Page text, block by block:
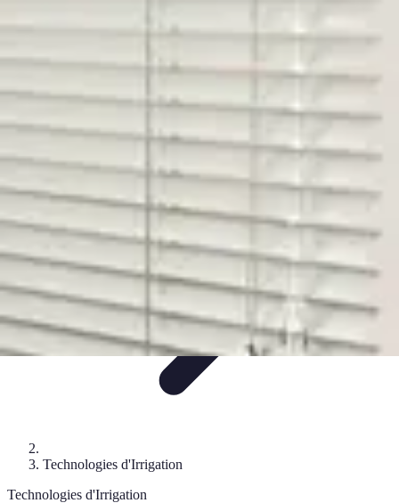
Maintenance Innovations en irrigationInstallation et
Système Irrigation
Technologies d'Irrigation
Technologies d'Irrigation